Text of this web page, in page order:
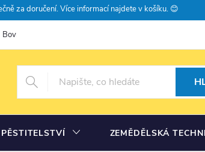
za doručení. Více informací najdete v košíku. 😊
Bovramova poradna
PĚSTITELSTVÍ ZEMĚDĚLSKÁ